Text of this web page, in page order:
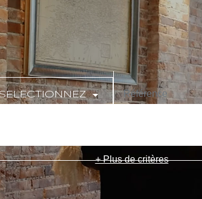
+ Plus de critères